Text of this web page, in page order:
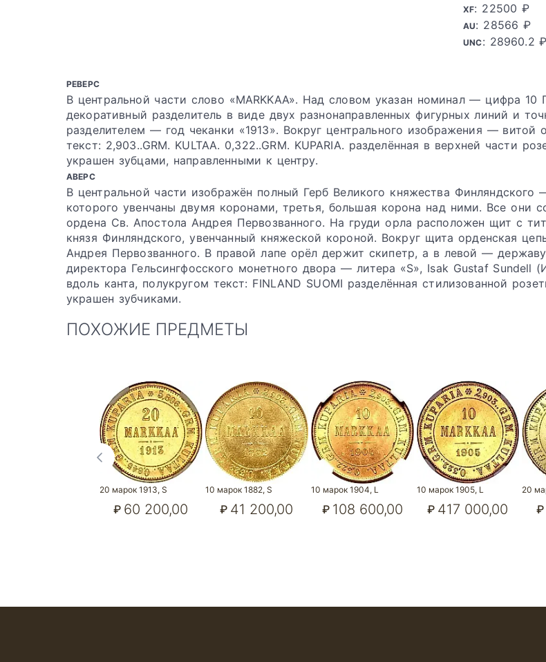
XF: 22500 ₽
AU: 28566 ₽
UNC: 28960.2 ₽
РЕВЕРС
В центральной части слово «MARKKAA». Над словом указан номинал — цифра
декоративный разделитель в виде двух разнонаправленных фигурных линий и
разделителем — год чеканки «1913». Вокруг центрального изображения — витой
текст: 2,903..GRM. KULTAA. 0,322..GRM. KUPARIA. разделённая в верхней части
украшен зубцами, направленными к центру.
АВЕРС
В центральной части изображён полный Герб Великого княжества Финляндского
которого увенчаны двумя коронами, третья, большая корона над ними. Все они
ордена Св. Апостола Андрея Первозванного. На груди орла расположен щит с
князя Финляндского, увенчанный княжеской короной. Вокруг щита орденская
Андрея Первозванного. В правой лапе орёл держит скипетр, а в левой —
директора Гельсингфосского монетного двора — литера «S», Isak Gustaf Sundell
вдоль канта, полукругом текст: FINLAND SUOMI разделённая стилизованной
украшен зубчиками.
ПОХОЖИЕ ПРЕДМЕТЫ
20 марок 1913, S
₽ 60 200,00
10 марок 1882, S
₽ 41 200,00
10 марок 1904, L
₽ 108 600,00
10 марок 1905, L
₽ 417 000,00
20
₽